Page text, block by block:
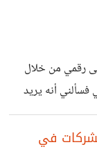
رقمي من خلال
أنه يريد
جرت العادة أن
إنجاز المطلوب
في